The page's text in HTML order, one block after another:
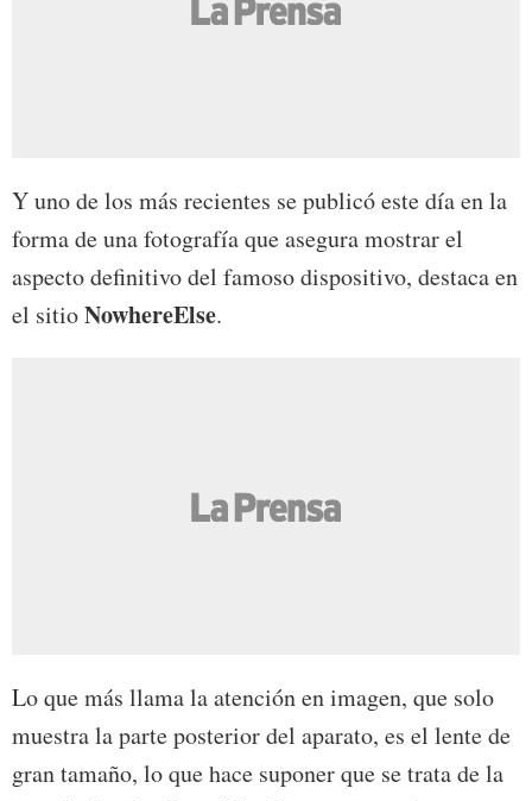
Y uno de los más recientes se publicó este día en la
forma de una fotografía que asegura mostrar el
aspecto definitivo del famoso dispositivo, destaca en
el sitioNowhereElse.
Lo que más llama la atención en imagen, que solo
muestra la parte posterior del aparato, es el lente de
gran tamaño, lo que hace suponer que se trata de la